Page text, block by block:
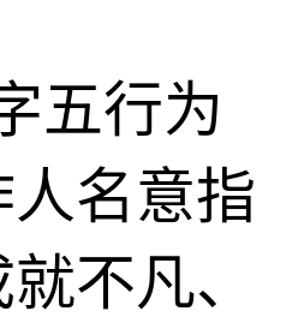
五行为
人名意指
不凡、